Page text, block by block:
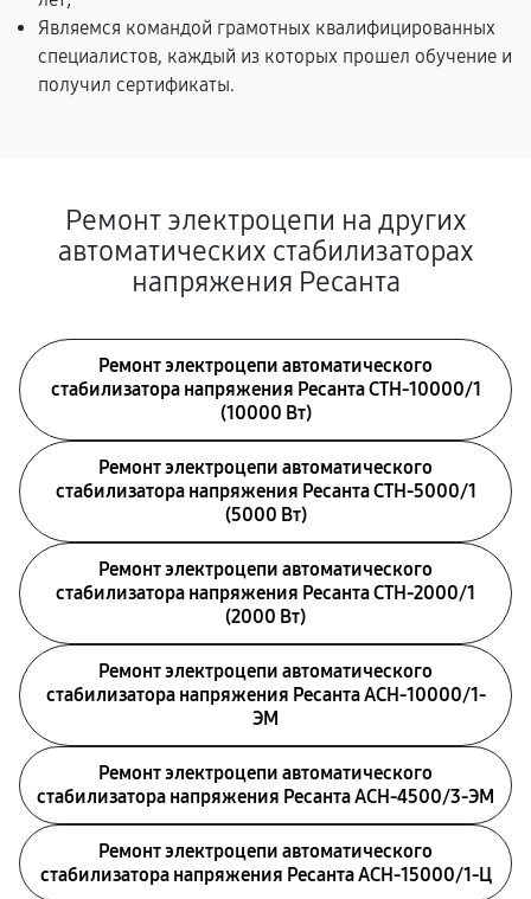
Являемся командой грамотных квалифицированных
специалистов, каждый из которых прошел обучение и
получил сертификаты.
Ремонт электроцепи на других
автоматических стабилизаторах
напряжения Ресанта
Ремонт электроцепи автоматического
стабилизатора напряжения Ресанта СТН-10000/1
(10000 Вт)
Ремонт электроцепи автоматического
стабилизатора напряжения Ресанта СТН-5000/1
(5000 Вт)
Ремонт электроцепи автоматического
стабилизатора напряжения Ресанта СТН-2000/1
(2000 Вт)
Ремонт электроцепи автоматического
стабилизатора напряжения Ресанта АСН-10000/1-
ЭМ
Ремонт электроцепи автоматического
стабилизатора напряжения Ресанта АСН-4500/3-ЭМ
Ремонт электроцепи автоматического
стабилизатора напряжения Ресанта АСН-15000/1-Ц